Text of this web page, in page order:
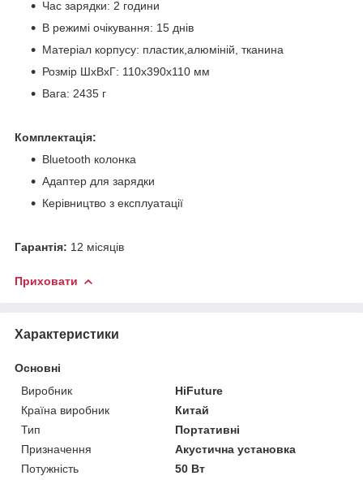
Час зарядки: 2 години
В режимі очікування: 15 днів
Матеріал корпусу: пластик,алюміній, тканина
Розмір ШхВхГ: 110х390х110 мм
Вага: 2435 г
Комплектація:
Bluetooth колонка
Адаптер для зарядки
Керівництво з експлуатації
Гарантія: 12 місяців
Приховати
Характеристики
Основні
Виробник
HiFuture
Країна виробник
Китай
Тип
Портативні
Призначення
Акустична установка
Потужність
50 Вт